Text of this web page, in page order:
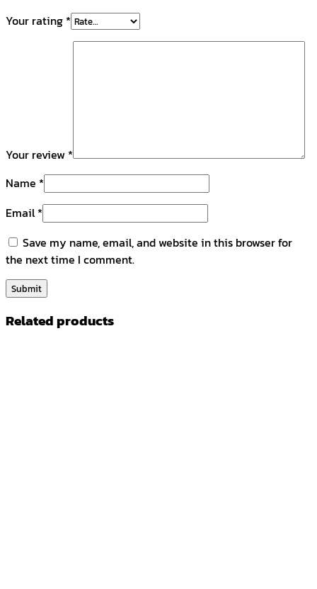
Your rating *
Your review *
Name *
Email*
Save my name, email, and website in this browser for
the next time I comment.
Related products